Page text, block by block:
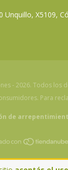
Unquillo, X5109,
- 2026. Todos los
Para
de